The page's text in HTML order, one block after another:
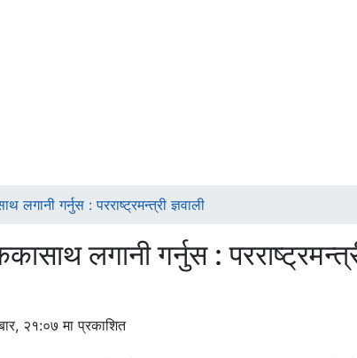
लगानी गर्नुस : परराष्ट्रमन्त्री ज्ञवाली
लगानी गर्नुस :
२१:०७ मा प्रकाशित